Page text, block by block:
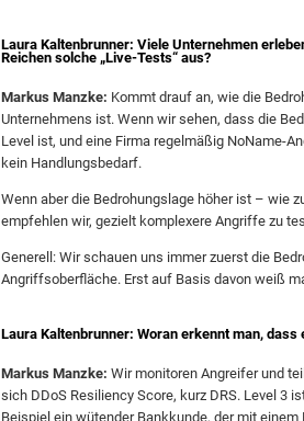
Laura Kaltenbrunner: Viele Unternehmen
Reichen solche „Live-Tests“ aus?
Markus Manzke: Kommt drauf an, wie die
Unternehmens ist. Wenn wir sehen, dass die
Level ist, und eine Firma regelmäßig NoName-
kein Handlungsbedarf.
Wenn aber die Bedrohungslage höher ist – wie
empfehlen wir, gezielt komplexere Angriffe zu
Generell: Wir schauen uns immer zuerst die
Angriffsoberfläche. Erst auf Basis davon weiß
Laura Kaltenbrunner: Woran erkennt man,
Markus Manzke: Wir monitoren Angreifer und
sich DDoS Resiliency Score, kurz DRS. Level 3
Beispiel ein wütender Bankkunde, der mit